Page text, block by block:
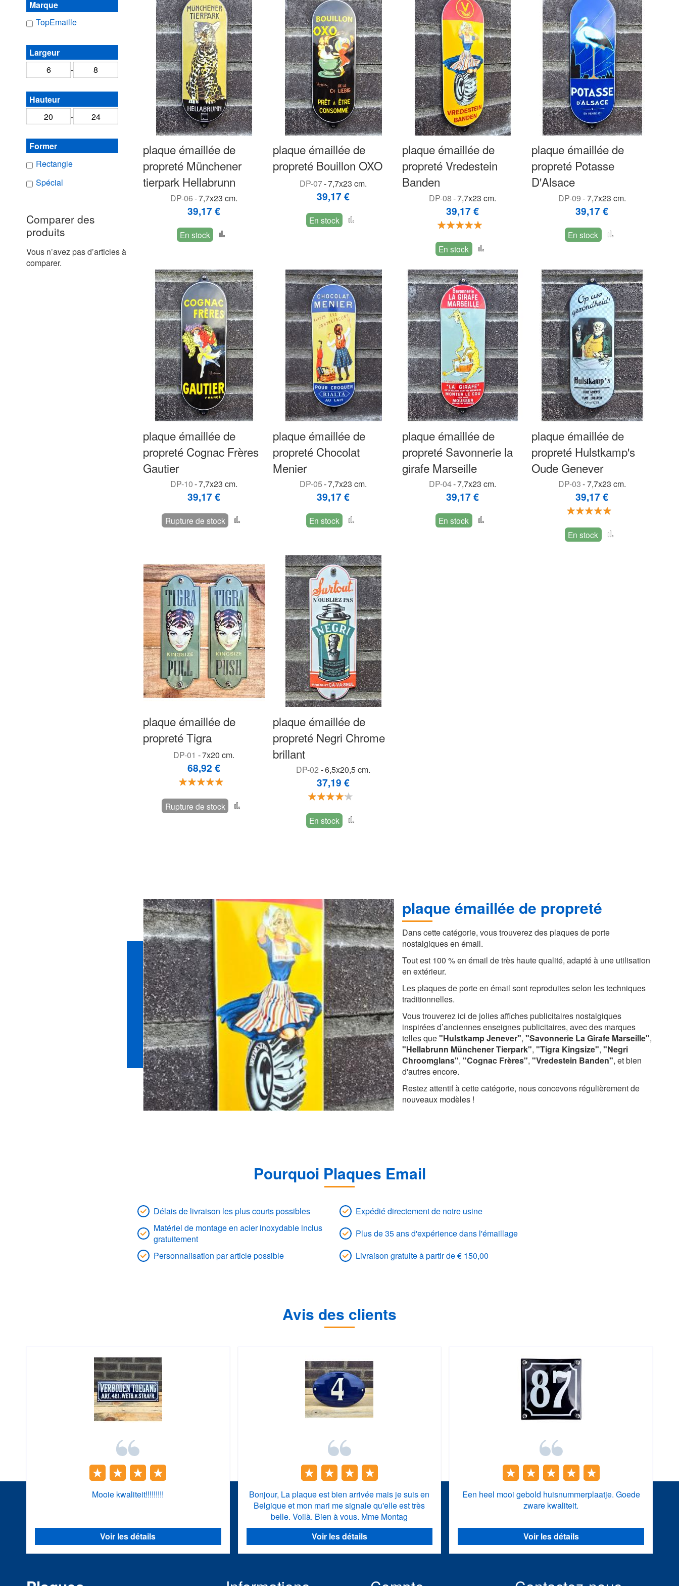
plaque émaillée de
propreté Münchener
tierpark Hellabrunn
DP-06-7,7x23 cm.
39,17 €
En stock
comparateur
plaque émaillée de
propreté Bouillon OXO
DP-07-7,7x23 cm.
39,17 €
En stock
plaque émaillée de
propreté Vredestein
Banden
DP-08-7,7x23 cm.
39,17 €
Évaluation:
100%
En stock
comparateur
plaque émaillée de
propreté Potasse
D'Alsace
DP-09-7,7x23 cm.
39,17 €
En stock
comparateur
plaque émaillée de
propreté Cognac Frères
Gautier
DP-10-7,7x23 cm.
39,17 €
Rupture de stock
comparateur
plaque émaillée de
propreté Chocolat
Menier
DP-05-7,7x23 cm.
39,17 €
En stock
comparateur
plaque émaillée de
propreté Savonnerie la
girafe Marseille
DP-04-7,7x23 cm.
39,17 €
En stock
plaque émaillée de
propreté Hulstkamp's
Oude Genever
DP-03-7,7x23 cm.
39,17 €
Évaluation:
100%
En stock
plaque émaillée de
propreté Tigra
DP-01 -7x20 cm.
68,92 €
Évaluation:
100%
Rupture de stock
plaque émaillée de
propreté Negri Chrome
brillant
DP-02 -6,5x20,5 cm.
37,19 €
Évaluation:
80%
En stock
plaque émaillée de propreté
Dans cette catégorie, vous trouverez des plaques de porte
nostalgiques en émail.
Tout est 100 % en émail de très haute qualité, adapté à une utilisation
en extérieur.
Les plaques de porte en émail sont reproduites selon les techniques
traditionnelles.
Vous trouverez ici de jolies affiches publicitaires nostalgiques
inspirées d’anciennes enseignes publicitaires, avec des marques
telles que"Hulstkamp Jenever", "Savonnerie La Girafe Marseille",
"Hellabrunn Münchener Tierpark", "Tigra Kingsize", "Negri
Chroomglans", "Cognac Frères", "Vredestein Banden", et bien
d'autres encore.
Restez attentif à cette catégorie, nous concevons régulièrement de
nouveaux modèles !
Marque
TopEmaille
Largeur
-
Hauteur
-
Former
Rectangle
Spécial
Comparer des
produits
Vous n’avez pas d’articles à
comparer.
Pourquoi Plaques Email
Délais de livraison les plus courts possibles
Expédié directement de notre usine
Matériel de montage en acier inoxydable inclus
gratuitement
Plus de 35 ans d'expérience dans l'émaillage
Personnalisation par article possible
Livraison gratuite à partir de € 150,00
Avis des clients
Mooie kwaliteit!!!!!!!!!
Voir les détails
Bonjour, La plaque est bien arrivée mais je suis en
Belgique et mon mari me signale qu'elle est très
belle. Voilà. Bien à vous. Mme Montag
Voir les détails
Een heel mooi gebold huisnummerplaatje. Goede
zware kwaliteit.
Voir les détails